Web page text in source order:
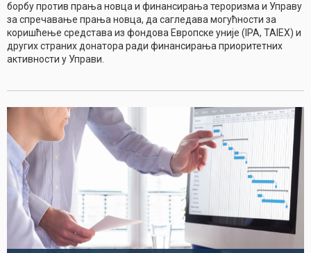
борбу против прања новца и финансирања тероризма и Управу
за спречавање прања новца, да сагледава могућности за
коришћење средстава из фондова Европске уније (IPA, TAIEX) и
других страних донатора ради финансирања приоритетних
активности у Управи.